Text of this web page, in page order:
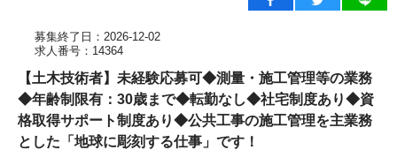
募集終了日：2026-12-02
求人番号：14364
【土木技術者】未経験応募可◆測量・施工管理等の業務
◆年齢制限有：30歳まで◆転勤なし◆社宅制度あり◆資
格取得サポート制度あり◆公共工事の施工管理を主業務
とした「地球に彫刻する仕事」です！